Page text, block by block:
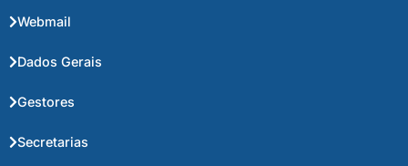
Webmail
Dados Gerais
Gestores
Secretarias